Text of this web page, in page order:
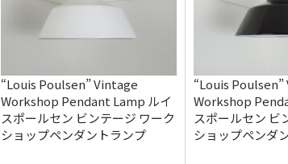
“Louis Poulsen” Vintage
Workshop Pendant Lamp ルイ
スポールセン ビンテージ ワーク
ショップペンダントランプ
“Louis
Workshop
スポールセン ビ
ショップペンダ